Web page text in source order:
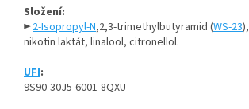
Složení:
►2-Isopropyl-N,2,3-trimethylbutyramid (WS-23),
nikotin laktát, linalool, citronellol.
UFI:
9S90-30J5-6001-8QXU